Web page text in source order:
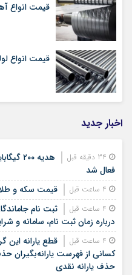
قیمت انواع آهن
قیمت انواع لوله
اخبار جدید
هدیه
فعال شد
قیمت سکه و طلا روز
درباره زمان ثبت نام، سامانه و
کسانی از فهرست
حذف یارانه نقدی